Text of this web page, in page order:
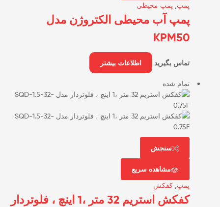
پمپ پمپ محیطی
پمپ آب محیطی الکتروژن مدل
KPM50
تماس بگیرید اطلاعات بیشتر
تمام شده
سنجش
مشاهده سریع
پمپ کفکش
کفکش استریم 32 متر ،1 اینچ ، فلوتردار